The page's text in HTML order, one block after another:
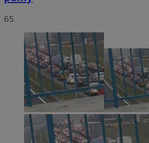
65